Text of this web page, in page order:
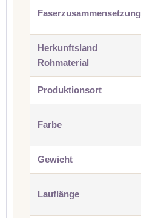
Faserzusammensetzung
Herkunftsland
Rohmaterial
Produktionsort
Farbe
Gewicht
Lauflänge